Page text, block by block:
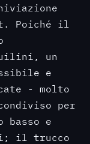
Poiché il
un
e
- molto
per
basso e
il trucco